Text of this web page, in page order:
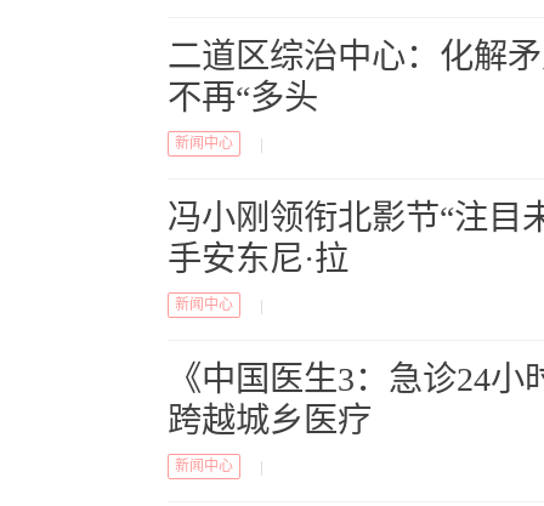
二道区综治中心：化解
不再“多头
新闻中心
冯小刚领衔北影节“注目
手安东尼·拉
新闻中心
《中国医生3：急诊24
跨越城乡医疗
新闻中心